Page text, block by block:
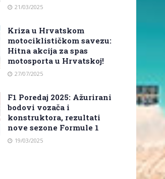
21/03/2025
Kriza u Hrvatskom
motociklističkom savezu:
Hitna akcija za spas
motosporta u Hrvatskoj!
27/07/2025
F1 Poredaj 2025: Ažurirani
bodovi vozača i
konstruktora, rezultati
nove sezone Formule 1
19/03/2025